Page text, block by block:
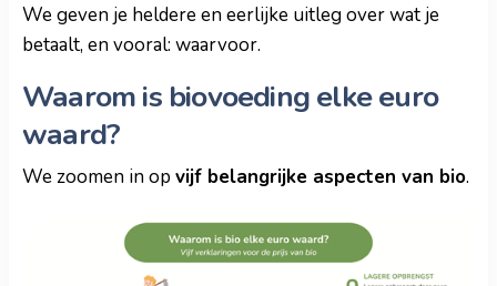
We geven je heldere en eerlijke uitleg over wat je
betaalt, en vooral: waarvoor.
Waarom is biovoeding elke euro
waard?
We zoomen in op vijf belangrijke aspecten van bio.